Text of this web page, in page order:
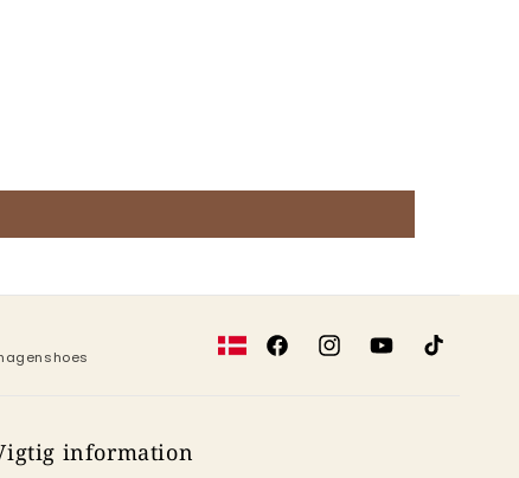
FacebookInstagramYouTubeTikTok
information